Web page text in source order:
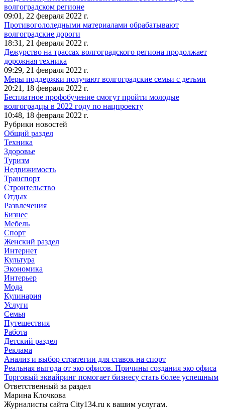
волгоградском регионе
09:01, 22 февраля 2022 г.
Противогололедными материалами обрабатывают
волгоградские дороги
18:31, 21 февраля 2022 г.
Дежурство на трассах волгоградского региона продолжает
дорожная техника
09:29, 21 февраля 2022 г.
Меры поддержки получают волгоградские семьи с детьми
20:21, 18 февраля 2022 г.
Бесплатное профобучение смогут пройти молодые
волгоградцы в 2022 году по нацпроекту
10:48, 18 февраля 2022 г.
Рубрики новостей
Общий раздел
Техника
Здоровье
Туризм
Недвижимость
Транспорт
Строительство
Отдых
Развлечения
Бизнес
Мебель
Спорт
Женский раздел
Интернет
Культура
Экономика
Интерьер
Мода
Кулинария
Услуги
Семья
Путешествия
Работа
Детский раздел
Реклама
Анализ и выбор стратегии для ставок на спорт
Реальная выгода от эко офисов. Причины создания эко офиса
Торговый эквайринг помогает бизнесу стать более успешным
Ответственный за раздел
Марина Клочкова
Журналисты сайта City134.ru к вашим услугам.